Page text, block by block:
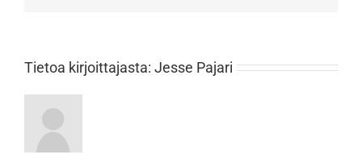
Tietoa kirjoittajasta: Jesse Pajari